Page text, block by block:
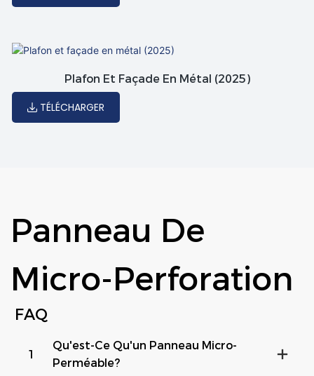
Plafon Et Façade En Métal (2025)
TÉLÉCHARGER
Panneau De
Micro-Perforation
FAQ
1
Qu'est-Ce Qu'un Panneau Micro-
Perméable?